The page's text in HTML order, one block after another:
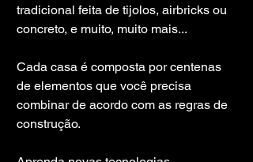
tradicional feita de tijolos, airbricks ou
concreto, e muito, muito mais...
Cada casa é composta por centenas
de elementos que você precisa
combinar de acordo com as regras de
construção.